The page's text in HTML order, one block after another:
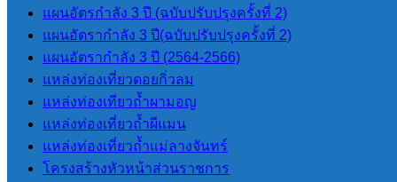
แผนอัตรกำลัง 3 ปี (ฉบับปรับปรุงครั้งที่ 2)
แผนอัตรากำลัง 3 ปี(ฉบับปรับปรุงครั้งที่ 2)
แผนอัตรากําลัง 3 ปี (2564-2566)
แหล่งท่องเที่ยวดอยกิ่วลม
แหล่งท่องเทียวถ้ำผามอญ
แหล่งท่องเที่ยวถ้ำผีแมน
แหล่งท่องเที่ยวถ้ำแม่ลางจันทร์
โครงสร้างหัวหน้าส่วนราชการ
การจัดซื้อจัดจ้าง
แผนการจัดซื้อจัดจ้าง
ประกาศราคากลาง
ร่างเอกสารประกวดราคา (e-Bidding)
และร่างเอกสารซื้อหรือจ้างด้วยวิธี
สอบราคา